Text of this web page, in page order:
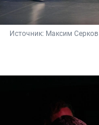
Источник: Максим Серков